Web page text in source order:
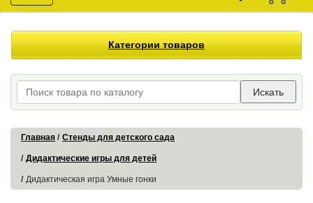
navigation
Категории товаров
Искать
Главная Стенды для детского сада
Дидактические игры для детей
Дидактическая игра Умные гонки